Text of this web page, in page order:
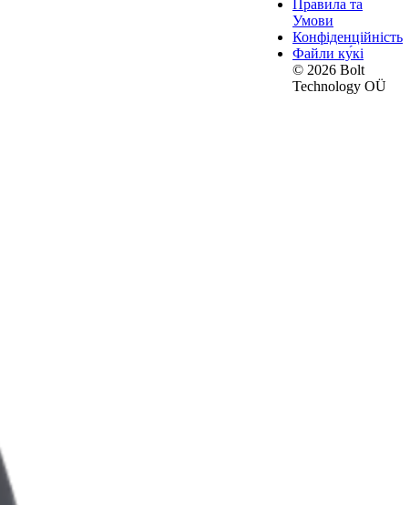
Правила та
Умови
Конфіденційність
Файли ку́кі
© 2026 Bolt
Technology OÜ